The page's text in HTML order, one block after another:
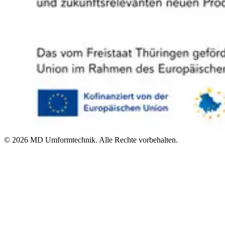
© 2026 MD Umformtechnik. Alle Rechte vorbehalten.